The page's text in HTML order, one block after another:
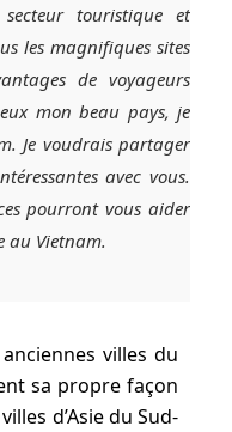
touristique et
les magnifiques sites
de voyageurs
mon beau pays, je
Je voudrais partager
avec vous.
pourront vous aider
au Vietnam.
villes du
sa propre façon
d’Asie du Sud-